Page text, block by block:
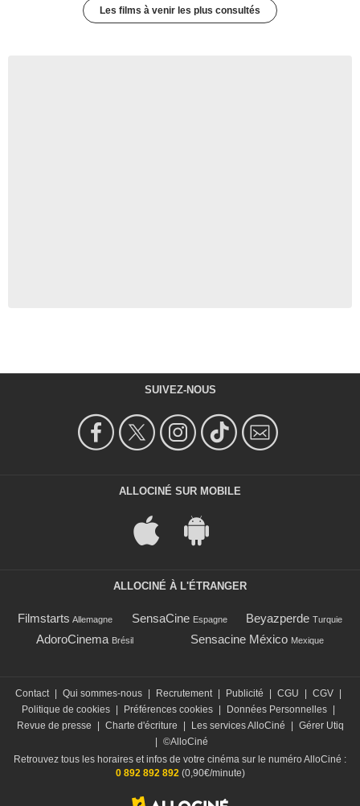
Les films à venir les plus consultés
SUIVEZ-NOUS
ALLOCINÉ SUR MOBILE
ALLOCINÉ À L'ÉTRANGER
Filmstarts Allemagne SensaCine Espagne Beyazperde Turquie
AdoroCinema Brésil Sensacine México Mexique
Contact Qui sommes-nous Recrutement Publicité CGU CGV
Politique de cookies
Préférences cookies Données Personnelles
Revue de presse
Charte d'écriture Les services AlloCiné
Gérer Utiq
©AlloCiné
Retrouvez tous les horaires et infos de votre cinéma sur le numéro AlloCiné :
0 892 892 892(0,90€/minute)